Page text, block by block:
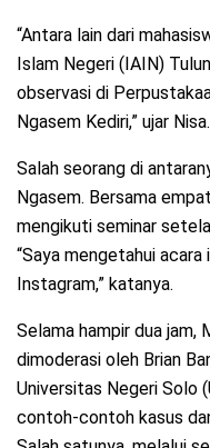
“Antara lain dari
Islam Negeri (IAIN)
observasi di
Ngasem Kediri,” ujar Nisa.
Salah seorang di
Ngasem. Bersama
mengikuti seminar
“Saya mengetahui
Instagram,” katanya.
Selama hampir dua jam,
dimoderasi oleh Brian
Universitas Negeri Solo
contoh-contoh kasus